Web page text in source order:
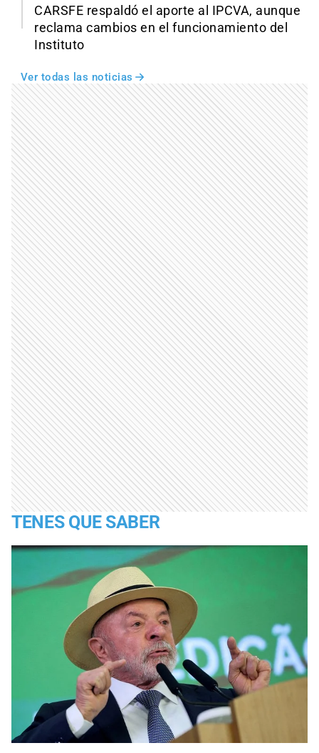
CARSFE respaldó el aporte al IPCVA, aunque
reclama cambios en el funcionamiento del
Instituto
Ver todas las noticias
TENES QUE SABER